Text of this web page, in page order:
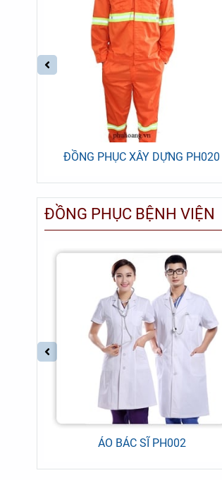
ĐỒNG PHỤC XÂY DỰNG PH020
ĐỒNG PHỤC BỆNH VIỆN
ÁO BÁC SĨ PH002